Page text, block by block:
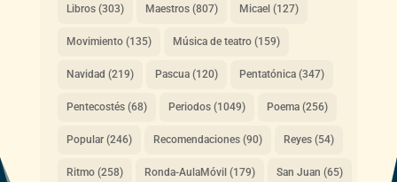
Libros(303) Maestros(807) Micael (127)
Movimiento(135) Música de teatro(159)
Navidad (219) Pascua(120) Pentatónica(347)
Pentecostés(68) Periodos(1049) Poema(256)
Popular(246) Recomendaciones(90) Reyes(54)
Ritmo(258) Ronda-AulaMóvil (179) San Juan (65)